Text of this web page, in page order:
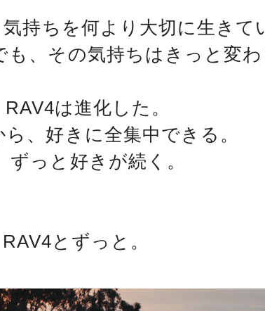
持ちを何より大切に生きて
、その気持ちはきっと変わ
は進化した。
、好きに全集中できる。
っと好きが続く。
とずっと。